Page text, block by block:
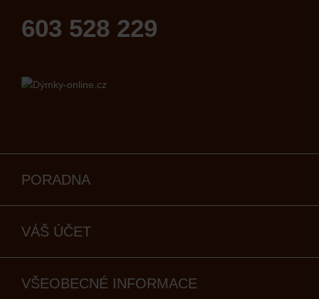
603 528 229
PORADNA
VÁŠ ÚČET
VŠEOBECNÉ INFORMACE